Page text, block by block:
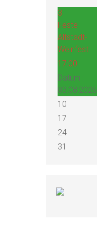
3
Feste
Altstadt-
Weinfest
17:00
Datum :
03.08.2026
10
17
24
31